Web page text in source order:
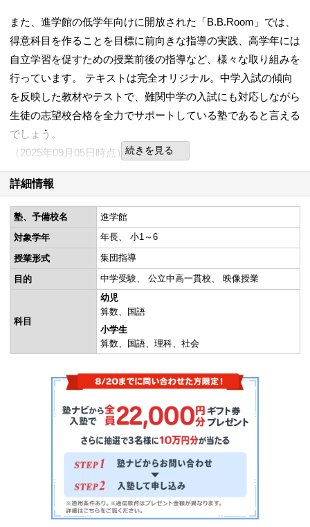
また、進学館の低学年向けに開放された「B.B.Room」では、
得意科目を作ることを目標に前向きな指導の実践、高学年には
自立学習を促すための授業前後の指導など、様々な取り組みを
行っています。 テキストは完全オリジナル。中学入試の傾向
を反映した教材やテストで、難関中学の入試にも対応しながら
生徒の志望校合格を全力でサポートしている塾であると言える
でしょう。
（2025年09月05日時点）続きを見る
詳細情報
塾、予備校名
進学館
対象学年
年長 小1～6
授業形式 集団指導
目的 中学受験 公立中高一貫校 映像授業
科目
幼児
算数
国語
小学生
算数
国語 理科 社会